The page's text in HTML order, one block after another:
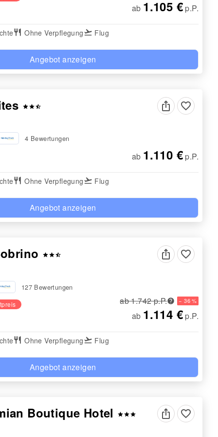
ab 1.105 € p.P.
restaurant Ohne Verpflegungflight_takeoff Flug
Angebot anzeigen
starstarstar_half favorite_border
4 Bewertungen
ab 1.110 € p.P.
restaurant Ohne Verpflegungflight_takeoff Flug
Angebot anzeigen
starstarstar_half favorite_border
127 Bewertungen
ab 1.742 p.P. − 36 %
ab 1.114 € p.P.
restaurant Ohne Verpflegungflight_takeoff Flug
Angebot anzeigen
Boutique Hotel starstarstar favorite_border